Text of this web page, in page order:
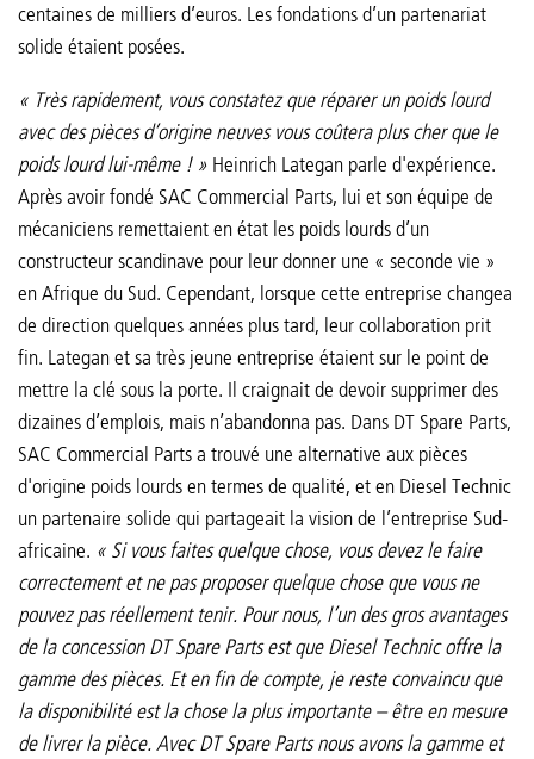
centaines de milliers d’euros. Les fondations d’un partenariat
solide étaient posées.
« Très rapidement, vous constatez que réparer un poids lourd
avec des pièces d’origine neuves vous coûtera plus cher que le
poids lourd lui-même ! » Heinrich Lategan parle d'expérience.
Après avoir fondé SAC Commercial Parts, lui et son équipe de
mécaniciens remettaient en état les poids lourds d’un
constructeur scandinave pour leur donner une « seconde vie »
en Afrique du Sud. Cependant, lorsque cette entreprise changea
de direction quelques années plus tard, leur collaboration prit
fin. Lategan et sa très jeune entreprise étaient sur le point de
mettre la clé sous la porte. Il craignait de devoir supprimer des
dizaines d’emplois, mais n’abandonna pas. Dans DT Spare Parts,
SAC Commercial Parts a trouvé une alternative aux pièces
d'origine poids lourds en termes de qualité, et en Diesel Technic
un partenaire solide qui partageait la vision de l’entreprise Sud-
africaine. « Si vous faites quelque chose, vous devez le faire
correctement et ne pas proposer quelque chose que vous ne
pouvez pas réellement tenir. Pour nous, l’un des gros avantages
de la concession DT Spare Parts est que Diesel Technic offre la
gamme des pièces. Et en fin de compte, je reste convaincu que
la disponibilité est la chose la plus importante – être en mesure
de livrer la pièce. Avec DT Spare Parts nous avons la gamme et